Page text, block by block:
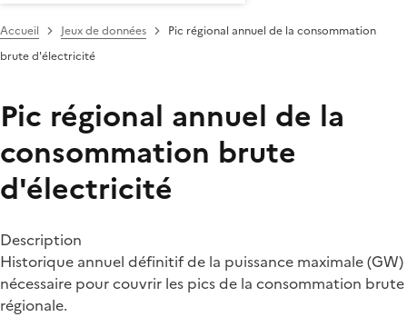
Accueil Jeux de données
Pic régional annuel de la consommation
brute d'électricité
Pic régional annuel de la
consommation brute
d'électricité
Description
Historique annuel définitif de la puissance maximale (GW)
nécessaire pour couvrir les pics de la consommation brute
régionale.